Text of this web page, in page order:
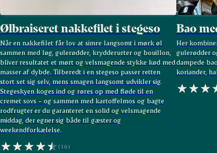
Ølbraiseret nakkefilet i stegeso
Når en nakkefilet får lov at simre langsomt i mørk øl
sammen med løg, gulerødder, krydderurter og bouillon,
bliver resultatet et mørt og velsmagende stykke kød med
masser af dybde. Tilberedt i en stegeso passer retten
stort set sig selv, mens smagen langsomt udvikler sig.
Stegeskyen koges ind og røres op med fløde til en
cremet sovs – og sammen med kartoffelmos og bagte
rodfrugter er du garanteret en solid og velsmagende
middag, der egner sig både til gæster og
weekendforkælelse.
(16)
Bao
Her
gulerødder
dampede
koriander,